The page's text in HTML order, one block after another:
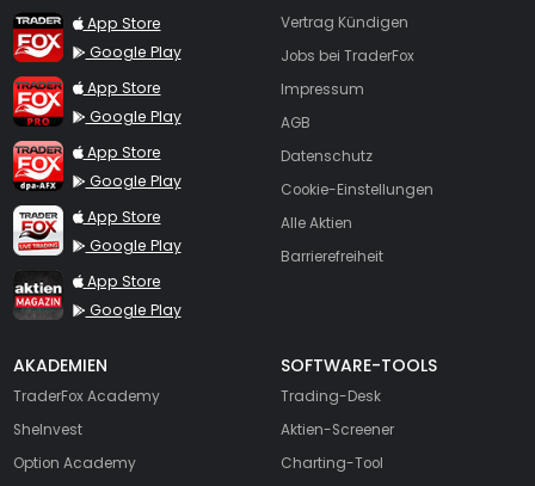
TraderFox App
App Store
Google Play
TraderFox Pro
App Store
Google Play
TraderFox dpa-AFX ProFeed
App Store
Google Play
TraderFox Live Trading
App Store
Google Play
TraderFox aktien Magazin
App Store
Google Play
Vertrag Kündigen
Jobs bei TraderFox
Impressum
AGB
Datenschutz
Cookie-Einstellungen
Alle Aktien
Barrierefreiheit
AKADEMIEN
TraderFox Academy
SheInvest
Option Academy
SOFTWARE-TOOLS
Trading-Desk
Aktien-Screener
Charting-Tool